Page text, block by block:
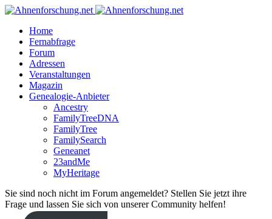
Home
Fernabfrage
Forum
Adressen
Veranstaltungen
Magazin
Genealogie-Anbieter
Ancestry
FamilyTreeDNA
FamilyTree
FamilySearch
Geneanet
23andMe
MyHeritage
Sie sind noch nicht im Forum angemeldet? Stellen Sie jetzt ihre
Frage und lassen Sie sich von unserer Community helfen!